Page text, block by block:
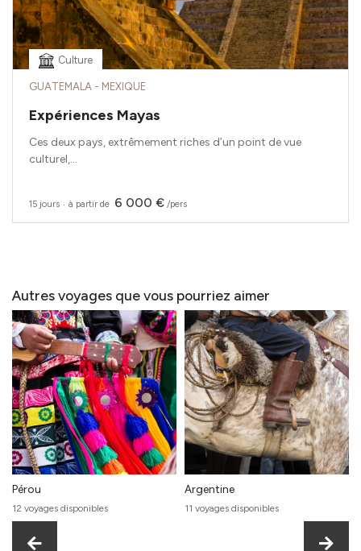
Culture
GUATEMALA - MEXIQUE
Expériences Mayas
Ces deux pays, extrêmement riches d’un point de vue
culturel,...
15 jours ‧ à partir de 6 000 € /pers
Autres voyages que vous pourriez aimer
Pérou
12 voyages disponibles
Argentine
11 voyages disponibles